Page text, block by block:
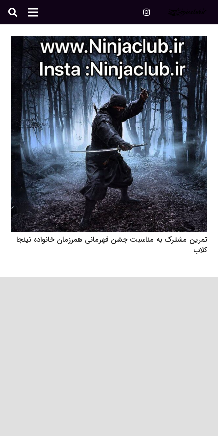
تمرین مشترک به مناسبت جشن قهرمانی همرزمان خانواده نینجا
کلاب